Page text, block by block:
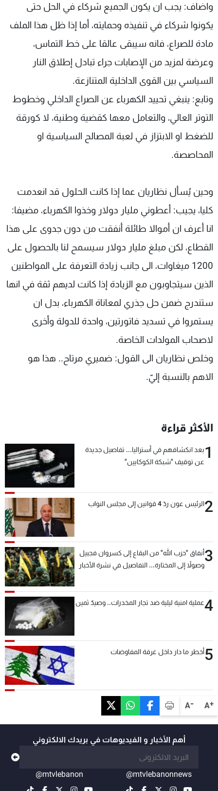
A+
A-
واضاف: يجب ان يكون الجميع شركاء في الحل حتى
يكونوا شركاء في تنفيذه وحمايته، أما إذا ظل هذا الملف
مادة للصراع، فانه سيبقى عالقا على خط التماس،
وعرضة لمزيد من الإصابات جراء تبادل إطلاق النار
السياسي بين القوى الداخلية المتنازعة.
وتابع: ينبغي تحييد الكهرباء عن الصراع الداخلي وخطوط
التوتر العالي، والتعامل معها كقضية وطنية، لا كورقة
للضغط او الابتزاز في لعبة المصالح السياسية او
المحاصصة.
وحين يُسأل نظاريان عما إذا كانت الحلول قد انعدمت
كليا، يجيب: أعطوني مليار دولار وخذوا الكهرباء، مضيفا:
انا أعرف ان أموالا طائلة أنفقت من دون جدوى على هذا
القطاع، لكن مبلغ مليار دولار سيسمح لنا بالحصول على
1200 ميغاوات، الى جانب زيادة التعرفة على المواطنين
الذين سيتجاوبون مع الزيادة إذا كانت لديهم ثقة في انها
ستندرج ضمن حل جذري لمعاناة الكهرباء، بدل ان
يستمروا في تسديد فاتورتين، واحدة للدولة وأخرى
لاصحاب المولدات الخاصة.
وخلص نظاريان الى القول: ضميري مرتاح.. هذا هو
الاهم بالنسبة إليّ.
الأكثر قراءة
1بعد انكشافهم في أستراليا... تفاصيل جديدة
عن توقيف "شبكة الكوكايين"
2الرئيس عون ردّ 4 قوانين إلى مجلس النواب
3أنفاق "حزب الله" من البقاع إلى كسروان فجبيل
وصولاً إلى المختارة... التفاصيل في نشرة الأخبار
4عملية امنية ليلية ضد تجار المخدرات.. وصيدٌ ثمين
5أخطر ما دار داخل غرفة المفاوضات
أهم الأخبار و الفيديوهات في بريدك الالكتروني
@mtvlebanonnews
@mtvlebanon